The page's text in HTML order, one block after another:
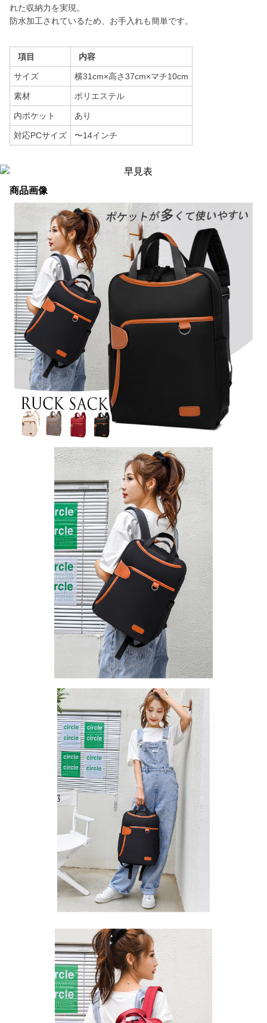
れた収納力を実現。
防水加工されているため、お手入れも簡単です。
項目 内容
サイズ 横31cm×高さ37cm×マチ10cm
素材 ポリエステル
内ポケット あり
対応PCサイズ 〜14インチ
商品画像